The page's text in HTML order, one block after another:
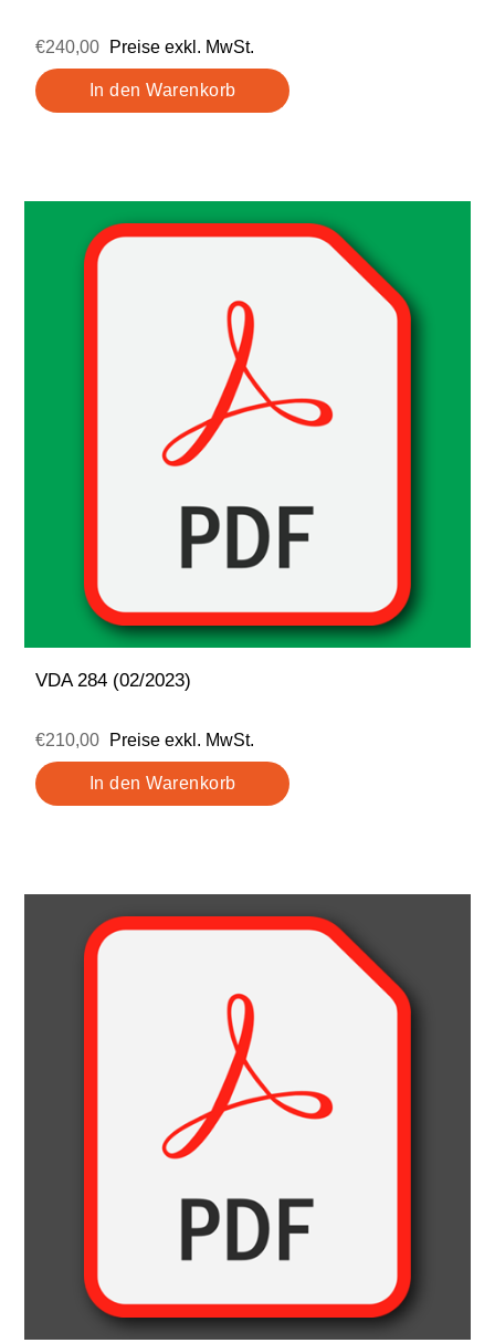
€240,00 Preise exkl. MwSt.
VDA 284 (02/2023)
€210,00 Preise exkl. MwSt.